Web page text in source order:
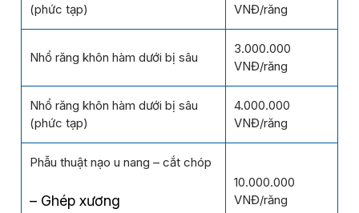
(phức tạp)
VNĐ/răng
Nhổ răng khôn hàm dưới bị sâu
3.000.000
VNĐ/răng
Nhổ răng khôn hàm dưới bị sâu
(phức tạp)
4.000.000
VNĐ/răng
Phẫu thuật nạo u nang – cắt chóp
– Ghép xương
10.000.000
VNĐ/răng